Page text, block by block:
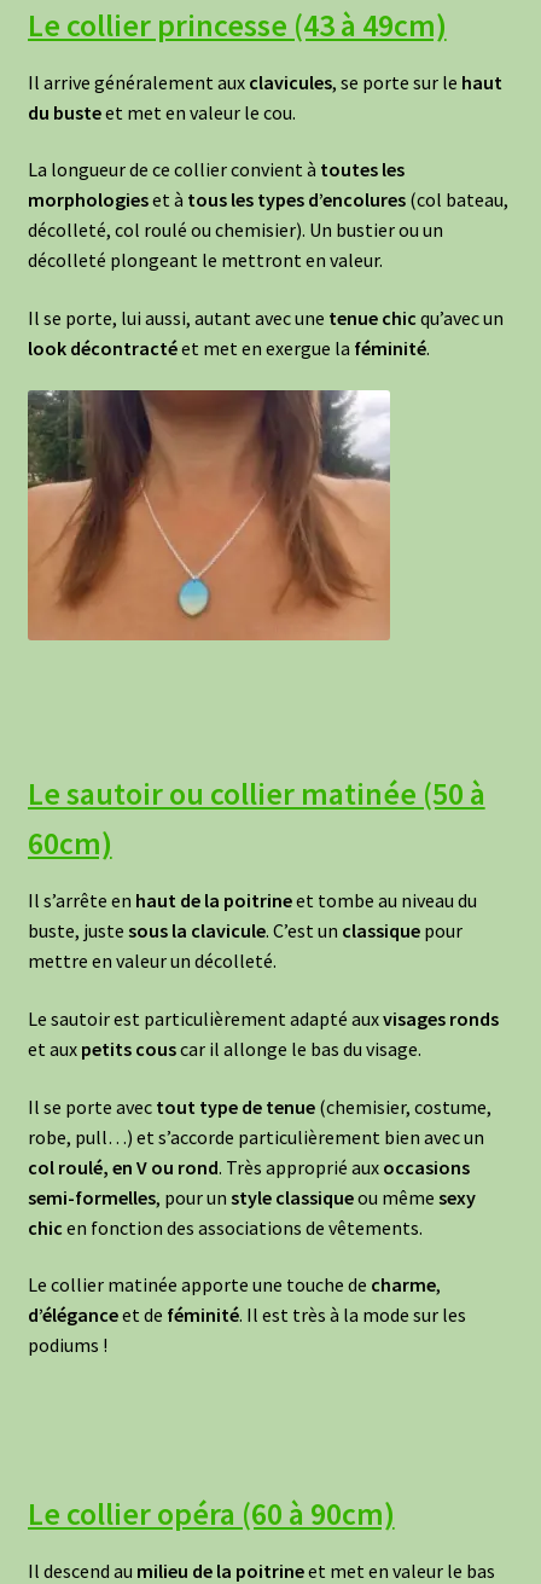
Le collier princesse (43 à 49cm)
Il arrive généralement aux clavicules, se porte sur le haut
du busteet met en valeur le cou.
La longueur de ce collier convient à toutes les
morphologieset à tous les types d’encolures(col bateau,
décolleté, col roulé ou chemisier). Un bustier ou un
décolleté plongeant le mettront en valeur.
Il se porte, lui aussi, autant avec une tenue chic qu’avec un
look décontractéet met en exergue la féminité.
Le sautoir ou collier matinée (50 à
60cm)
Il s’arrête en haut de la poitrineet tombe au niveau du
buste, juste sous la clavicule. C’est un classiquepour
mettre en valeur un décolleté.
Le sautoir est particulièrement adapté auxvisages ronds
et aux petits couscar il allonge le bas du visage.
Il se porte avec tout type de tenue(chemisier, costume,
robe, pull…) et s’accorde particulièrement bien avec un
col roulé, en V ou rond. Très approprié aux occasions
semi-formelles, pour un style classiqueou même sexy
chic en fonction des associations de vêtements.
Le collier matinée apporte une touche de charme,
d’éléganceet de féminité. Il est très à la mode sur les
podiums !
Le collier opéra (60 à 90cm)
Il descend au milieu de la poitrineet met en valeur le bas